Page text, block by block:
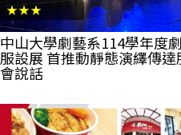
★★★
中山大學劇藝系114學年度
服設展 首推動靜態演繹傳達
會說話